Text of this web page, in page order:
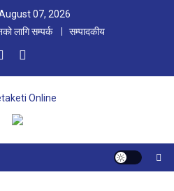
07, 2026
लागि सम्पर्क सम्पादकीय
Children